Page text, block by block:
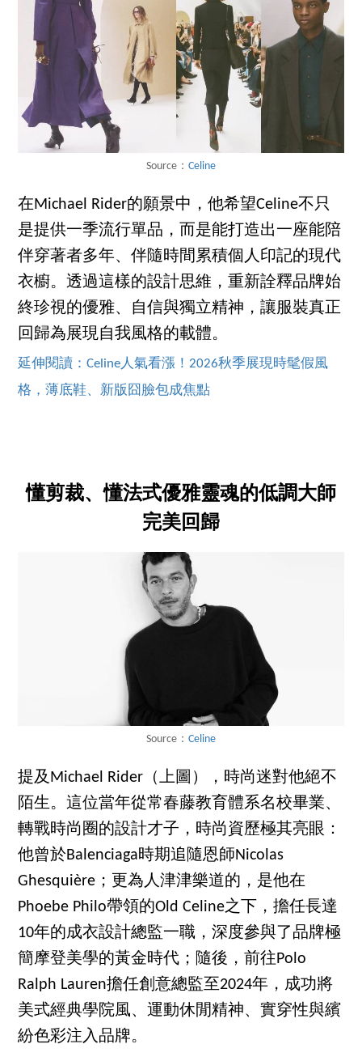
Source： Celine
在Michael Rider的願景中，他希望Celine不只
是提供一季流行單品，而是能打造出一座能陪
伴穿著者多年、伴隨時間累積個人印記的現代
衣櫥。透過這樣的設計思維，重新詮釋品牌始
終珍視的優雅、自信與獨立精神，讓服裝真正
回歸為展現自我風格的載體。
延伸閱讀：Celine人氣看漲！2026秋季展現時髦假風
格，薄底鞋、新版囧臉包成焦點
懂剪裁、懂法式優雅靈魂的低調大師
完美回歸
Source： Celine
提及Michael Rider（上圖），時尚迷對他絕不
陌生。這位當年從常春藤教育體系名校畢業、
轉戰時尚圈的設計才子，時尚資歷極其亮眼：
他曾於Balenciaga時期追隨恩師Nicolas
Ghesquière；更為人津津樂道的，是他在
Phoebe Philo帶領的Old Celine之下，擔任長達
10年的成衣設計總監一職，深度參與了品牌極
簡摩登美學的黃金時代；隨後，前往Polo
Ralph Lauren擔任創意總監至2024年，成功將
美式經典學院風、運動休閒精神、實穿性與繽
紛色彩注入品牌。